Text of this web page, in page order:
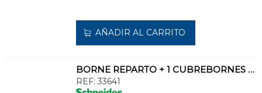
AÑADIR AL CARRITO
BORNE REPARTO + 1 CUBREBORNES 4P
REF: 33641